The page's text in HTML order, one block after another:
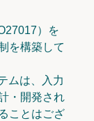
）を
を構築して
ムは、入力
・開発され
ことはござ